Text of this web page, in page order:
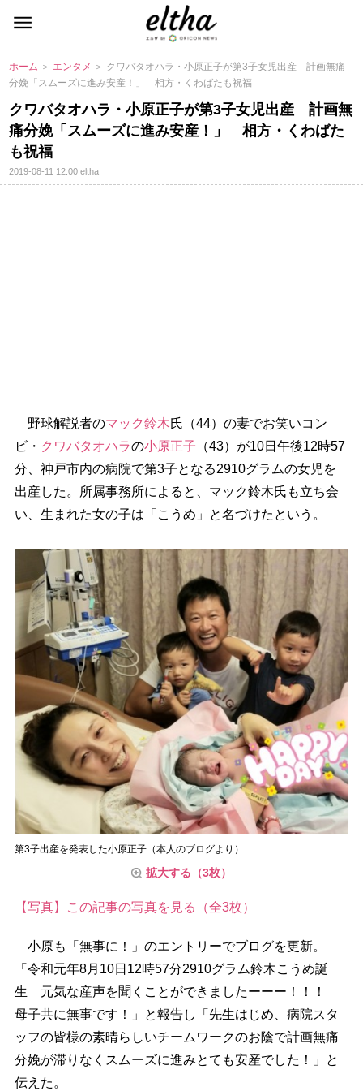
ホーム ＞ エンタメ ＞ クワバタオハラ・小原正子が第3子女児出産 計画無痛
分娩「スムーズに進み安産！」 相方・くわばたも祝福
クワバタオハラ・小原正子が第3子女児出産 計画無
痛分娩「スムーズに進み安産！」 相方・くわばた
も祝福
2019-08-11 12:00eltha
野球解説者のマック鈴木氏（44）の妻でお笑いコン
ビ・ クワバタオハラの小原正子 （43）が10日午後12時57
分、神戸市内の病院で第3子となる2910グラムの女児を
出産した。所属事務所によると、マック鈴木氏も立ち会
い、生まれた女の子は「こうめ」と名づけたという。
第3子出産を発表した小原正子（本人のブログより）
拡大する（3枚）
【写真】この記事の写真を見る（全3枚）
小原も「無事に！」のエントリーでブログを更新。
「令和元年8月10日12時57分2910グラム鈴木こうめ誕
生 元気な産声を聞くことができましたーーー！！！
母子共に無事です！」と報告し「先生はじめ、病院スタ
ッフの皆様の素晴らしいチームワークのお陰で計画無痛
分娩が滞りなくスムーズに進みとても安産でした！」と
伝えた。